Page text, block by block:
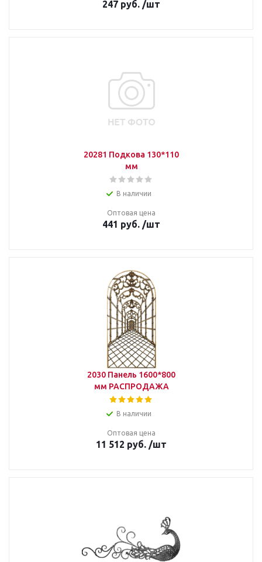
247 руб. /шт
20281 Подкова 130*110
мм
В наличии
Оптовая цена
441 руб. /шт
2030 Панель 1600*800
мм РАСПРОДАЖА
В наличии
Оптовая цена
11 512 руб. /шт